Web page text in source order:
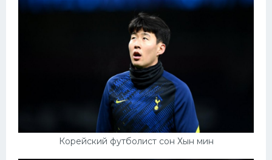
Корейский футболист сон Хын мин